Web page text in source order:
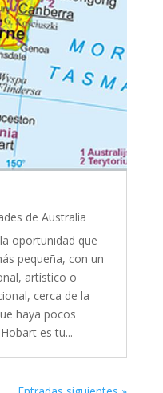
de Australia
oportunidad que
pequeña, con un
artístico o
cerca de la
haya pocos
es tu...